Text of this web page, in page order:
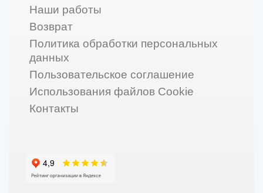
Наши работы
Возврат
Политика обработки персональных
данных
Пользовательское соглашение
Использования файлов Cookie
Контакты